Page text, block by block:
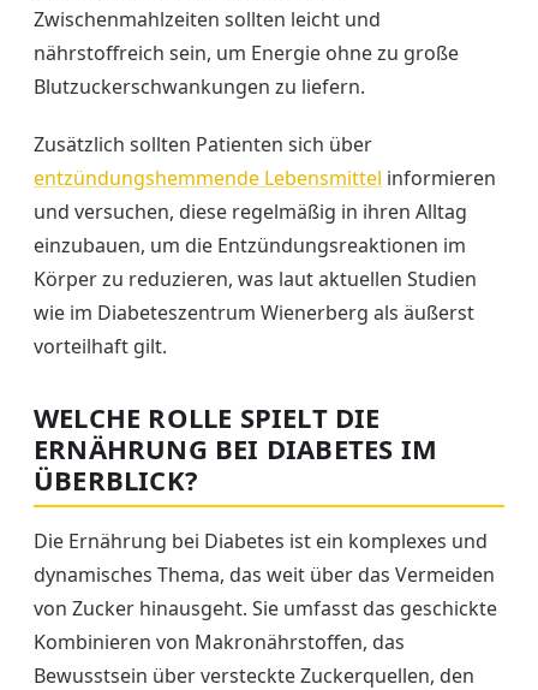
Zwischenmahlzeiten sollten leicht und
nährstoffreich sein, um Energie ohne zu große
Blutzuckerschwankungen zu liefern.
Zusätzlich sollten Patienten sich über
entzündungshemmende Lebensmittel informieren
und versuchen, diese regelmäßig in ihren Alltag
einzubauen, um die Entzündungsreaktionen im
Körper zu reduzieren, was laut aktuellen Studien
wie im Diabeteszentrum Wienerberg als äußerst
vorteilhaft gilt.
WELCHE ROLLE SPIELT DIE
ERNÄHRUNG BEI DIABETES IM
ÜBERBLICK?
Die Ernährung bei Diabetes ist ein komplexes und
dynamisches Thema, das weit über das Vermeiden
von Zucker hinausgeht. Sie umfasst das geschickte
Kombinieren von Makronährstoffen, das
Bewusstsein über versteckte Zuckerquellen, den